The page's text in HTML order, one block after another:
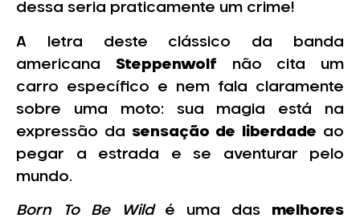
dessa seria praticamente um crime!
A letra deste clássico da banda
americana Steppenwolf não cita um
carro específico e nem fala claramente
sobre uma moto: sua magia está na
expressão da sensação de liberdade ao
pegar a estrada e se aventurar pelo
mundo.
Born To Be Wildé uma das melhores